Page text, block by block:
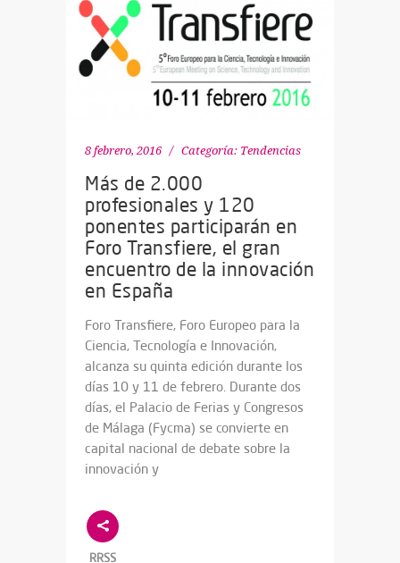
8 febrero, 2016 Categoría: Tendencias
Más de 2.000
profesionales y 120
ponentes participarán en
Foro Transfiere, el gran
encuentro de la innovación
en España
Foro Transfiere, Foro Europeo para la
Ciencia, Tecnología e Innovación,
alcanza su quinta edición durante los
días 10 y 11 de febrero. Durante dos
días, el Palacio de Ferias y Congresos
de Málaga (Fycma) se convierte en
capital nacional de debate sobre la
innovación y
RRSS